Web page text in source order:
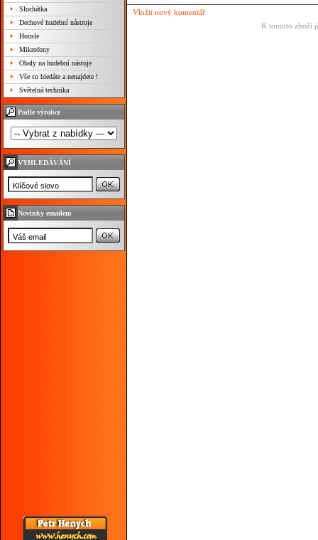
Sluchátka
Dechové hudební nástroje
Housle
Mikrofony
Obaly na hudební nástoje
Vše co hledáte a nenajdete !
Světelná technika
Podle výrobce
VYHLEDÁVÁNÍ
Novinky emailem
Vložit nový komentář
K tomuto zboží